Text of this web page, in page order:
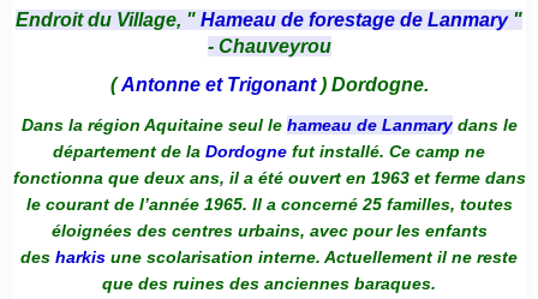
Endroit du Village, " Hameau de forestage de Lanmary "
- Chauveyrou
(Antonne et Trigonant) Dordogne.
Dans la région Aquitaine seul le hameau de Lanmarydans le
département de la Dordogne fut installé. Ce camp ne
fonctionna que deux ans, il a été ouvert en 1963 et ferme dans
le courant de l’année 1965. Il a concerné 25 familles, toutes
éloignées des centres urbains, avec pour les enfants
des harkis une scolarisation interne. Actuellement il ne reste
que des ruines des anciennes baraques.